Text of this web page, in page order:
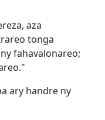
aza
tonga
fahavalonareo;
ary handre ny